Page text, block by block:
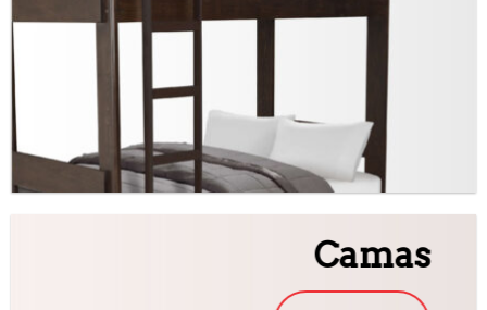
Camas